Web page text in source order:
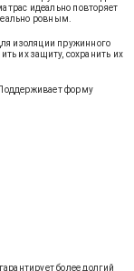
идеально повторяет
ровным.
изоляции пружинного
их защиту, сохранить их
форму
более долгий